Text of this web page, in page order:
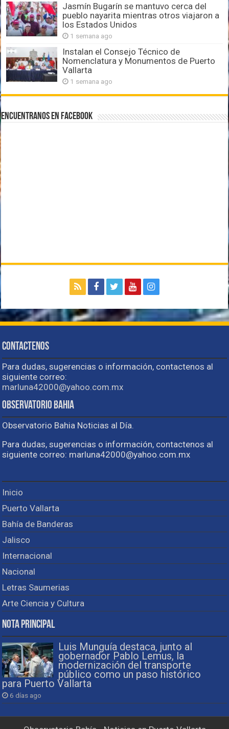
Jasmín Bugarín se mantuvo cerca del
pueblo nayarita mientras otros viajaron a
los Estados Unidos
1 semana ago
Instalan el Consejo Técnico de
Nomenclatura y Monumentos de Puerto
Vallarta
1 semana ago
Encuentranos en Facebook
Contactenos
Para dudas, sugerencias o información, contactenos al
siguiente correo:
marluna42000@yahoo.com.mx
Observatorio Bahia
Observatorio Bahia Noticias al Día.
Para dudas, sugerencias o información, contactenos al
siguiente correo: marluna42000@yahoo.com.mx
Inicio
Puerto Vallarta
Bahía de Banderas
Jalisco
Internacional
Nacional
Letras Saumerias
Arte Ciencia y Cultura
Nota Principal
Luis Munguía destaca, junto al
gobernador Pablo Lemus, la
modernización del transporte
público como un paso histórico
para Puerto Vallarta
6 días ago